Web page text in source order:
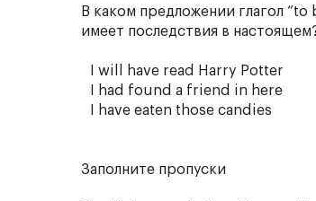
В каком предложении глагол
имеет последствия в
I will have read Harry Potter
I had found a friend in here
I have eaten those candies
Заполните пропуски